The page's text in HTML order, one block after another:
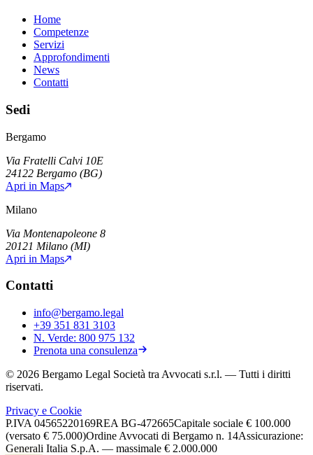
Home
Competenze
Servizi
Approfondimenti
News
Contatti
Sedi
Bergamo
Via Fratelli Calvi 10E
24122 Bergamo (BG)
Apri in Maps
Milano
Via Montenapoleone 8
20121 Milano (MI)
Apri in Maps
Contatti
info@bergamo.legal
+39 351 831 3103
N. Verde: 800 975 132
Prenota una consulenza
© 2026 Bergamo Legal Società tra Avvocati s.r.l. — Tutti i diritti
riservati.
Privacy e Cookie
P.IVA 04565220169REA BG-472665Capitale sociale € 100.000
(versato € 75.000)Ordine Avvocati di Bergamo n. 14Assicurazione:
Generali Italia S.p.A. — massimale € 2.000.000